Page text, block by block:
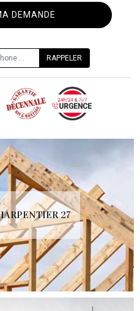
27